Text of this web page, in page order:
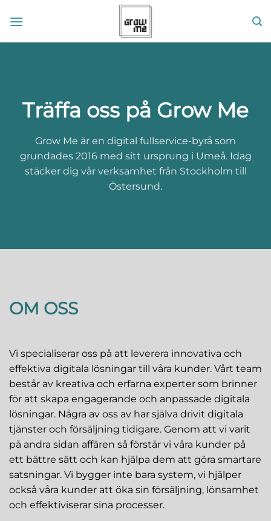
Träffa oss på Grow Me
Grow Me är en digital fullservice-byrå som
grundades 2016 med sitt ursprung i Umeå. Idag
stäcker dig vår verksamhet från Stockholm till
Östersund.
OM OSS
Vi specialiserar oss på att leverera innovativa och
effektiva digitala lösningar till våra kunder. Vårt team
består av kreativa och erfarna experter som brinner
för att skapa engagerande och anpassade digitala
lösningar. Några av oss av har själva drivit digitala
tjänster och försäljning tidigare. Genom att vi varit
på andra sidan affären så förstår vi våra kunder på
ett bättre sätt och kan hjälpa dem att göra smartare
satsningar. Vi bygger inte bara system, vi hjälper
också våra kunder att öka sin försäljning, lönsamhet
och effektiviserar sina processer.